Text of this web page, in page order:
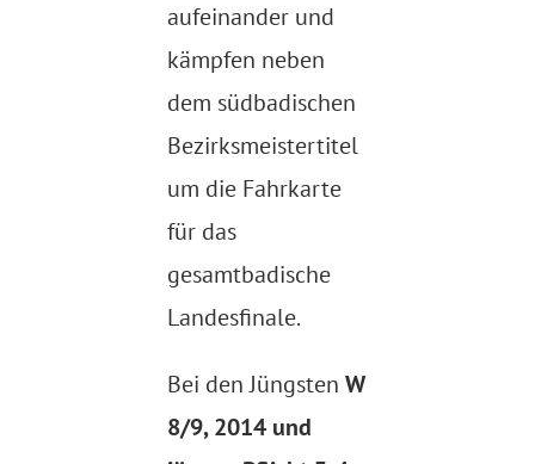
aufeinander und
kämpfen neben
dem südbadischen
Bezirksmeistertitel
um die Fahrkarte
für das
gesamtbadische
Landesfinale.
Bei den Jüngsten W
8/9, 2014 und